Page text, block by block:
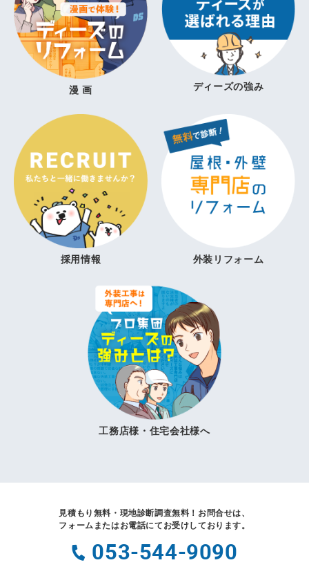
漫 画 ディーズの強み
採用情報 外装リフォーム
工務店様・住宅会社様へ
見積もり無料・現地診断調査無料！ お問合せは、
フォームまたはお電話にてお受けしております。
053-544-9090